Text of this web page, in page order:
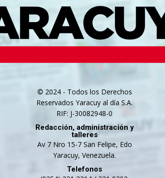
© 2024 - Todos los Derechos
Reservados Yaracuy al día S.A.
RIF: J-30082948-0
Redacción, administración y
talleres
Av 7 Nro 15-7 San Felipe, Edo
Yaracuy, Venezuela.
Telefonos